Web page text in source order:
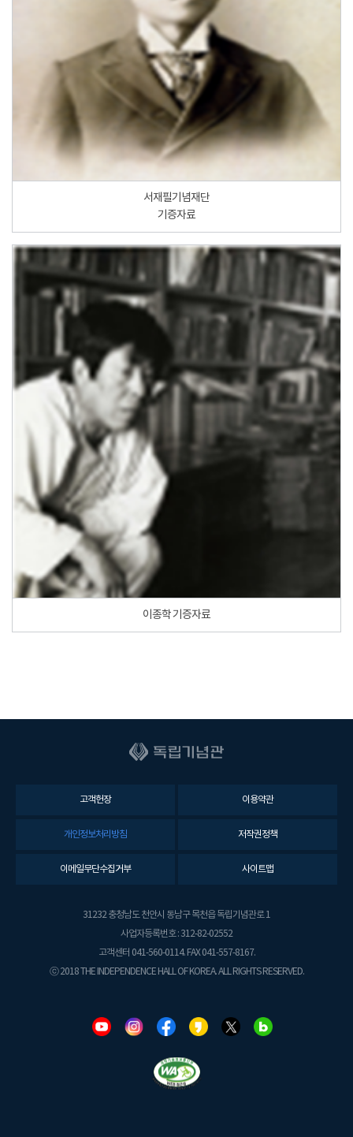
서재필기념재단
기증자료
이종학 기증자료
고객헌장 이용약관
개인정보처리방침 저작권정책
이메일무단수집거부 사이트맵
31232 충청남도 천안시 동남구 목천읍 독립기념관로 1
사업자등록번호 : 312-82-02552
고객센터 041-560-0114. FAX 041-557-8167.
ⓒ 2018 THE INDEPENDENCE HALL OF KOREA. ALL RIGHTS RESERVED.